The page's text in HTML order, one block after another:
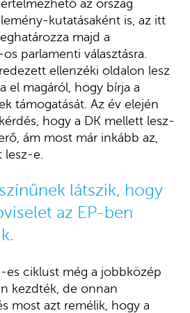
az ország
kutatásaként is, az itt
majd a
parlamenti választásra.
ellenzéki oldalon lesz
el magáról, hogy bírja a
támogatását. Az év elején
hogy a DK mellett lesz-
ám most már inkább az,
lesz-e.
látszik, hogy
az EP-ben
es ciklust még a jobbközép
kezdték, de onnan
most azt remélik, hogy a